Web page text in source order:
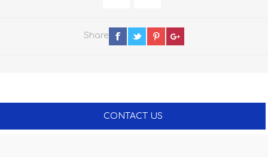
Share
CONTACT US